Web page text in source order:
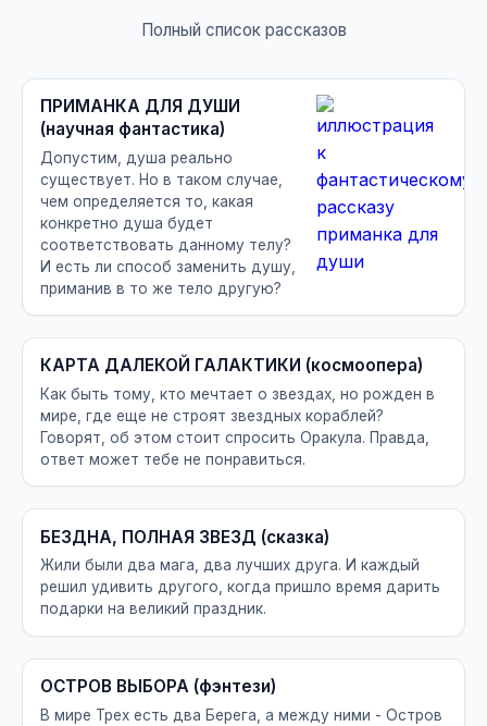
Полный список рассказов
ПРИМАНКА ДЛЯ ДУШИ
(научная фантастика)
Допустим, душа реально
существует. Но в таком случае,
чем определяется то, какая
конкретно душа будет
соответствовать данному телу?
И есть ли способ заменить душу,
приманив в то же тело другую?
КАРТА ДАЛЕКОЙ ГАЛАКТИКИ (космоопера)
Как быть тому, кто мечтает о звездах, но рожден в
мире, где еще не строят звездных кораблей?
Говорят, об этом стоит спросить Оракула. Правда,
ответ может тебе не понравиться.
БЕЗДНА, ПОЛНАЯ ЗВЕЗД (сказка)
Жили были два мага, два лучших друга. И каждый
решил удивить другого, когда пришло время дарить
подарки на великий праздник.
ОСТРОВ ВЫБОРА (фэнтези)
В мире Трех есть два Берега, а между ними - Остров